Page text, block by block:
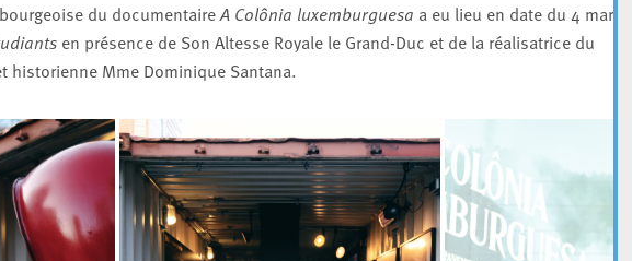
du documentaireA Colônia luxemburguesa a eu lieu en date du 4 mars à
en présence de Son Altesse Royale le Grand-Duc et de la réalisatrice du
historienne Mme Dominique Santana.